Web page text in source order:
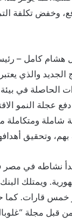
وخفض تكلفة
هشام كامل –
الجديد والذي
في بيئة
عجلة النمو
ومتكاملة
م، وتحقيق
ويمتلك
تضم أكثر من 600 فرع